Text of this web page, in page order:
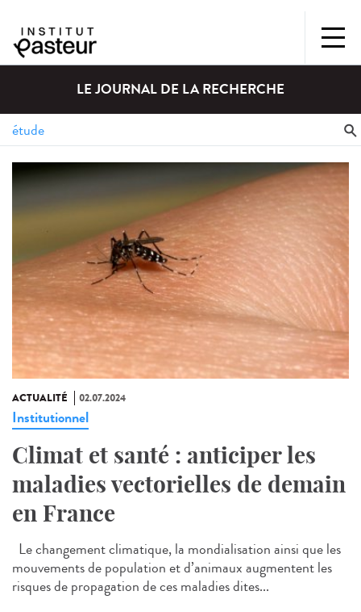
LE JOURNAL DE LA RECHERCHE
ACTUALITÉ 02.07.2024
Institutionnel
Climat et santé : anticiper les
maladies vectorielles de demain
en France
Le changement climatique, la mondialisation ainsi que les
mouvements de population et d’animaux augmentent les
risques de propagation de ces maladies dites...